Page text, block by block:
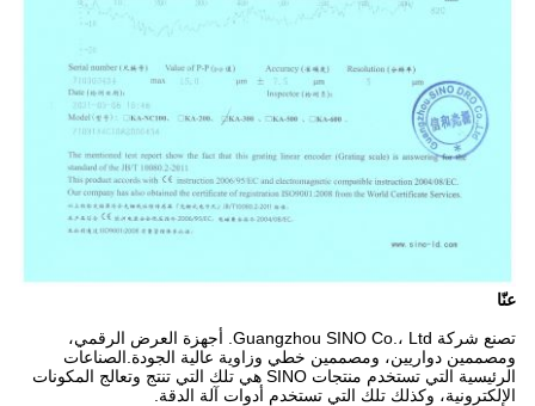
عنّا
تصنع شركة Guangzhou SINO Co.، Ltd. أجهزة العرض الرقمي،
ومصممين دواريين، ومصممين خطي وزاوية عالية الجودة.الصناعات
الرئيسية التي تستخدم منتجات SINO هي تلك التي تنتج وتعالج المكونات
الإلكترونية، وكذلك تلك التي تستخدم أدوات آلة الدقة.